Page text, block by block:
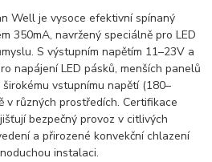
Well je vysoce efektivní spínaný
350mA, navržený speciálně pro LED
S výstupním napětím 11–23V a
napájení LED pásků, menších panelů
vstupnímu napětí (180–
v různých prostředích. Certifikace
bezpečný provoz v citlivých
a přirozené konvekční chlazení
instalaci.